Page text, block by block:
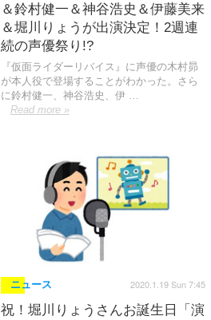
＆鈴村健一＆神谷浩史＆伊藤美来
＆堀川りょうが出演決定！2週連
続の声優祭り!?
『仮面ライダーリバイス』に声優の木村昴
が本人役で登場することがわかった。さら
に鈴村健一、神谷浩史、伊 …
Read more »
ニュース 2020.1.19 Sun 7:45
祝！堀川りょうさんお誕生日「演